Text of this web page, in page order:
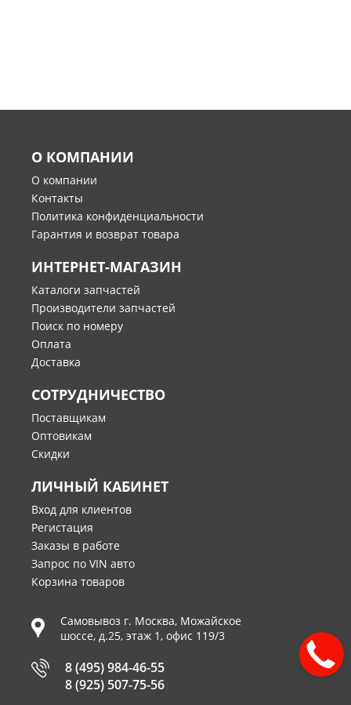
О КОМПАНИИ
О компании
Контакты
Политика конфиденциальности
Гарантия и возврат товара
ИНТЕРНЕТ-МАГАЗИН
Каталоги запчастей
Производители запчастей
Поиск по номеру
Оплата
Доставка
СОТРУДНИЧЕСТВО
Поставщикам
Оптовикам
Скидки
ЛИЧНЫЙ КАБИНЕТ
Вход для клиентов
Регистация
Заказы в работе
Запрос по VIN авто
Корзина товаров
Самовывоз г. Москва, Можайское
шоссе, д.25, этаж 1, офис 119/3
8 (495) 984-46-55
8 (925) 507-75-56